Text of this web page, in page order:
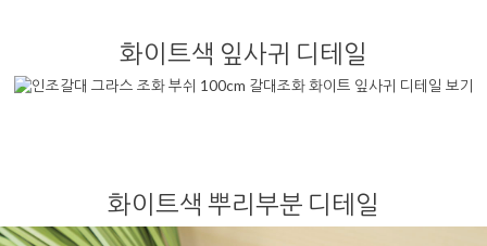
화이트색 잎사귀 디테일
화이트색 뿌리부분 디테일